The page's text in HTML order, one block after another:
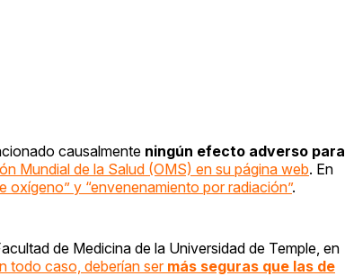
causalmente ningún efecto adverso para
Mundial de la Salud (OMS) en su página web. En
oxígeno” y “envenenamiento por radiación”.
de Medicina de la Universidad de Temple, en
todo caso, deberían sermás seguras que las de